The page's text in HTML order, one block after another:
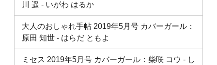
川 遥 ‐ いがわ はるか
大人のおしゃれ手帖 2019年5月号 カバーガール：
原田 知世 ‐ はらだ ともよ
ミセス 2019年5月号 カバーガール：柴咲 コウ ‐ し